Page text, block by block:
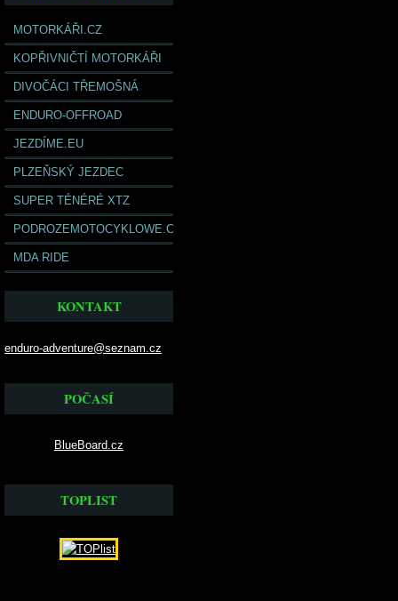
MOTORKÁŘI.CZ
KOPŘIVNIČTÍ MOTORKÁŘI
DIVOČÁCI TŘEMOŠNÁ
ENDURO-OFFROAD
JEZDÍME.EU
PLZEŇSKÝ JEZDEC
SUPER TÉNÉRÉ XTZ
PODROZEMOTOCYKLOWE.COM
MDA RIDE
KONTAKT
enduro-adventure@seznam.cz
POČASÍ
BlueBoard.cz
TOPLIST